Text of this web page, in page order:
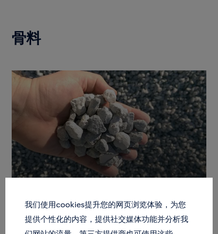
骨料
我们使用cookies提升您的网页浏览体验，为您
提供个性化的内容，提供社交媒体功能并分析我